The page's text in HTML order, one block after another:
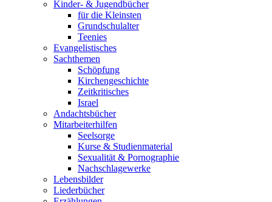
Kinder- & Jugendbücher
für die Kleinsten
Grundschulalter
Teenies
Evangelistisches
Sachthemen
Schöpfung
Kirchengeschichte
Zeitkritisches
Israel
Andachtsbücher
Mitarbeiterhilfen
Seelsorge
Kurse & Studienmaterial
Sexualität & Pornographie
Nachschlagewerke
Lebensbilder
Liederbücher